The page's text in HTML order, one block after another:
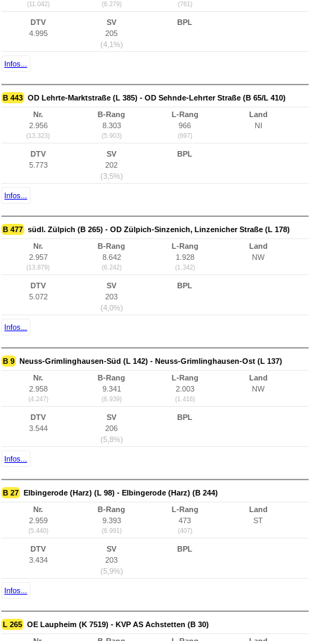
(11.042) (6.279) (761)
DTV
4.995
SV
205
(4,1%)
BPL
Infos...
B 443 OD Lehrte-Marktstraße (L 385) - OD Sehnde-Lehrter Straße (B 65/L 410)
Nr.
2.956
(13.323)
B-Rang
8.303
(5.903)
L-Rang
966
(697)
Land
NI
DTV
5.773
SV
202
(3,5%)
BPL
Infos...
B 477 südl. Zülpich (B 265) - OD Zülpich-Sinzenich, Linzenicher Straße (L 178)
Nr.
2.957
(13.879)
B-Rang
8.642
(6.242)
L-Rang
1.928
(1.342)
Land
NW
DTV
5.072
SV
203
(4,0%)
BPL
Infos...
B 9 Neuss-Grimlinghausen-Süd (L 142) - Neuss-Grimlinghausen-Ost (L 137)
Nr.
2.958
(4.247)
B-Rang
9.341
(6.939)
L-Rang
2.003
(1.416)
Land
NW
DTV
3.544
SV
206
(5,8%)
BPL
Infos...
B 27 Elbingerode (Harz) (L 98) - Elbingerode (Harz) (B 244)
Nr.
2.959
(5.440)
B-Rang
9.393
(6.991)
L-Rang
473
(407)
Land
ST
DTV
3.434
SV
203
(5,9%)
BPL
Infos...
L 265 OE Laupheim (K 7519) - KVP AS Achstetten (B 30)